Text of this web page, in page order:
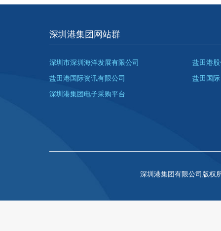
深圳港集团网站群
深圳市深圳海洋发展有限公司 盐田港
盐田港国际资讯有限公司 盐田国际
深圳港集团电子采购平台
深圳港集团有限公司版权